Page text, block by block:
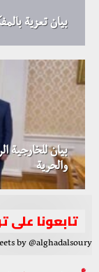
بيان تعزية
بيان للخارجية
والحرية
تابعونا على
by @alghadalsoury